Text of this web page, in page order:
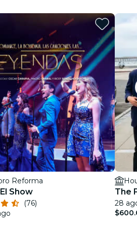
Reforma
Show
(76)
The
28